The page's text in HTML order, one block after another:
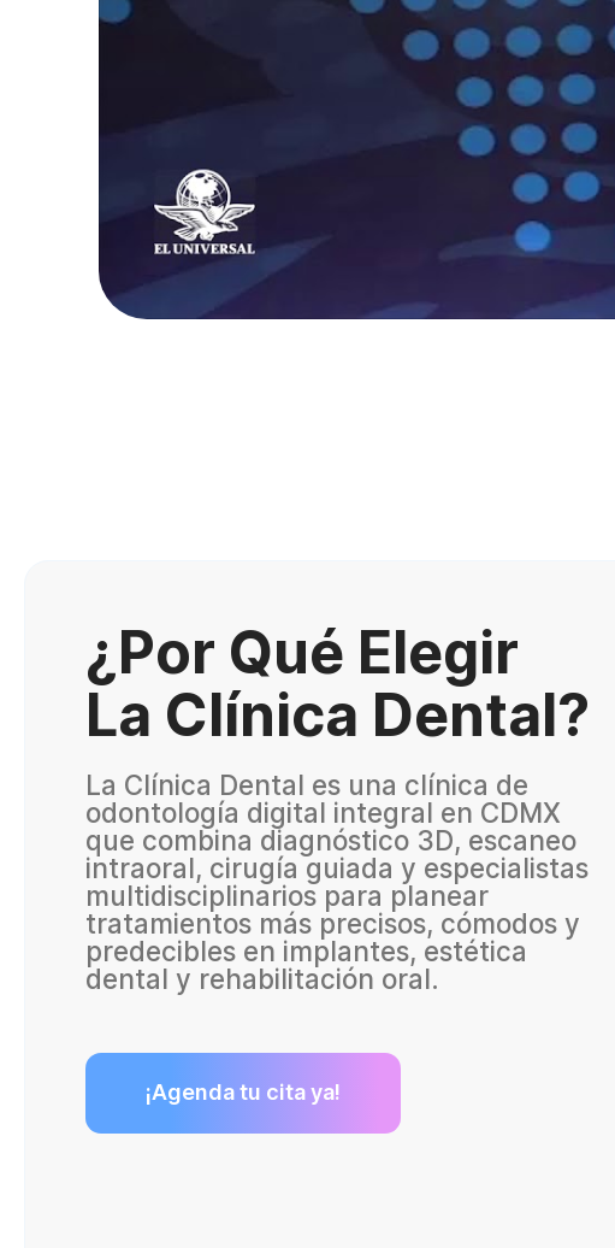
¿Por Qué Elegir
La Clínica Dental?
La Clínica Dental es una clínica de
odontología digital integral en CDMX
que combina diagnóstico 3D, escaneo
intraoral, cirugía guiada y especialistas
multidisciplinarios para planear
tratamientos más precisos, cómodos y
predecibles en implantes, estética
dental y rehabilitación oral.
¡Agenda tu cita ya!